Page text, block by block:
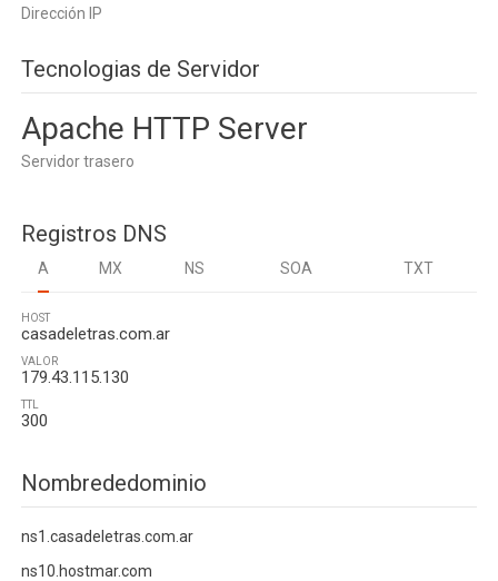
Dirección IP
Tecnologias de Servidor
Apache HTTP Server
Servidor trasero
Registros DNS
A MX NS SOA TXT
HOST
casadeletras.com.ar
VALOR
179.43.115.130
TTL
300
Nombrededominio
ns1.casadeletras.com.ar
ns10.hostmar.com